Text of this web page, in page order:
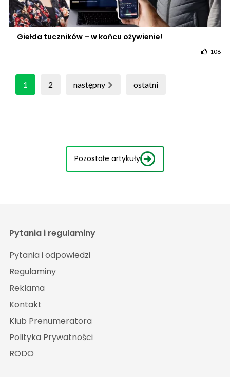
Giełda tuczników – w końcu ożywienie!
108
1 2 następny ostatni
Pozostałe artykuły
Pytania i regulaminy
Pytania i odpowiedzi
Regulaminy
Reklama
Kontakt
Klub Prenumeratora
Polityka Prywatności
RODO